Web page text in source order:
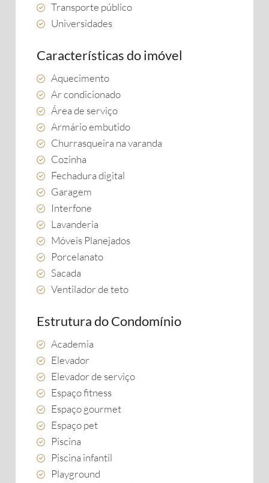
Transporte público
Universidades
Características do imóvel
Aquecimento
Ar condicionado
Área de serviço
Armário embutido
Churrasqueira na varanda
Cozinha
Fechadura digital
Garagem
Interfone
Lavanderia
Móveis Planejados
Porcelanato
Sacada
Ventilador de teto
Estrutura do Condomínio
Academia
Elevador
Elevador de serviço
Espaço fitness
Espaço gourmet
Espaço pet
Piscina
Piscina infantil
Playground